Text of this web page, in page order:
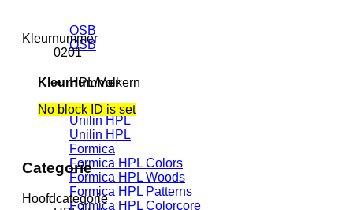
OSB
OSB
HPL/Volkern
Unilin HPL
Unilin HPL
Formica
Formica HPL Colors
Formica HPL Woods
Formica HPL Patterns
Formica HPL Colorcore
Kleurnummer
0201
Kleurnummer
No block ID is set
Categorie
Hoofdcategorie